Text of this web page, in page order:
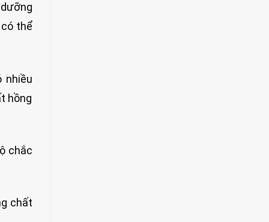
thể
nhiều
hồng
chắc
chất